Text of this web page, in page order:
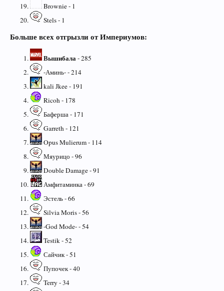
Brownie - 1
Stels - 1
Больше всех отгрызли от Империумов:
Вышибала- 285
-Аминь- - 214
kali Jkee - 191
Ricoh - 178
Баферша - 171
Garreth - 121
Opus Mulierum - 114
Мяурицо - 96
Double Damage - 91
Амфитаминка - 69
Эстель - 66
Silvia Moris - 56
-God Mode- - 54
Testik - 52
Сайчик - 51
Пупочек - 40
Terry - 34